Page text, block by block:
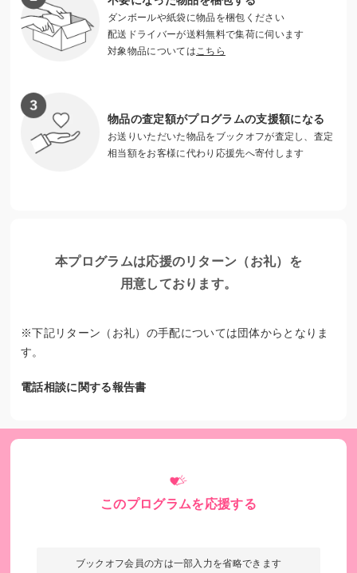
相談者に徹底的に寄り添うことをモットーとしています
ダンボールや紙袋に物品を梱包ください
配送ドライバーが送料無料で集荷に伺います
対象物品については こちら
物品の査定額がプログラムの支援額になる
お送りいただいた物品をブックオフが査定し、査定
相当額をお客様に代わり応援先へ寄付します
本プログラムは応援のリターン（お礼）を
用意しております。
※下記リターン（お礼）の手配については団体からとなりま
す。
電話相談に関する報告書
このプログラムを応援する
ブックオフ会員の方は一部入力を省略できます